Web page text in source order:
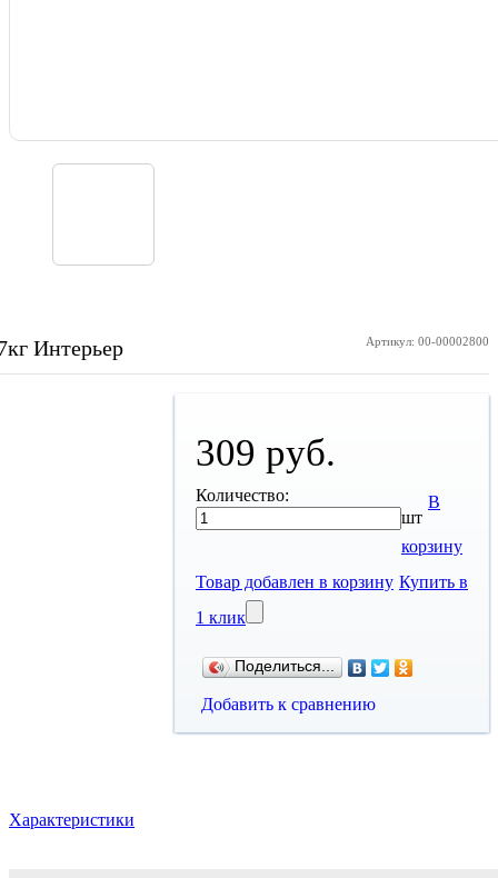
Артикул: 00-00002800
Интерьер
309 руб.
Количество:
шт
В
корзину
Товар добавлен в корзину Купить в
1 клик
Поделиться...
Добавить к сравнению
Характеристики